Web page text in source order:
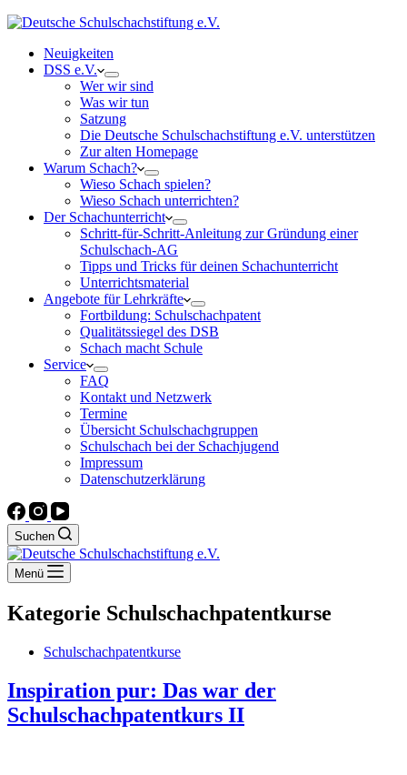
Neuigkeiten
DSS e.V.
Wer wir sind
Was wir tun
Satzung
Die Deutsche Schulschachstiftung e.V. unterstützen
Zur alten Homepage
Warum Schach?
Wieso Schach spielen?
Wieso Schach unterrichten?
Der Schachunterricht
Schritt-für-Schritt-Anleitung zur Gründung einer
Schulschach-AG
Tipps und Tricks für deinen Schachunterricht
Unterrichtsmaterial
Angebote für Lehrkräfte
Fortbildung: Schulschachpatent
Qualitätssiegel des DSB
Schach macht Schule
Service
FAQ
Kontakt und Netzwerk
Termine
Übersicht Schulschachgruppen
Schulschach bei der Schachjugend
Impressum
Datenschutzerklärung
Suchen
Menü
Kategorie Schulschachpatentkurse
Schulschachpatentkurse
Inspiration pur: Das war der
Schulschachpatentkurs II